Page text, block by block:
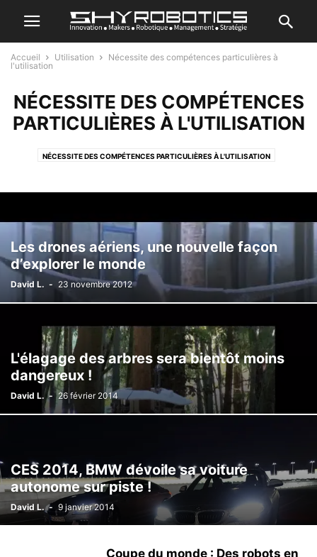
Accueil Utilisation
Nécessite des compétences particulières à
l'utilisation
NÉCESSITE DES COMPÉTENCES
PARTICULIÈRES À L'UTILISATION
NÉCESSITE DES COMPÉTENCES PARTICULIÈRES À L'UTILISATION
SIMPLE D'UTILISATION
Les drones aériens, une nouvelle façon
d’explorer le monde
David L. - 23 novembre 2012
L'élagage des arbres sera bientôt moins
dangereux !
David L. - 26 février 2014
CES 2014, BMW dévoile sa voiture
autonome sur piste !
David L. - 9 janvier 2014
Coupe du monde : Des robots en